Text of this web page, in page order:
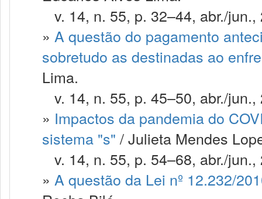
v. 14, n. 55, p. 32–44, abr./jun.,
» A questão do pagamento
sobretudo as destinadas ao
Lima.
v. 14, n. 55, p. 45–50, abr./jun.,
» Impactos da pandemia do
sistema "s" / Julieta Mendes
v. 14, n. 55, p. 54–68, abr./jun.,
» A questão da Lei nº 12.232/